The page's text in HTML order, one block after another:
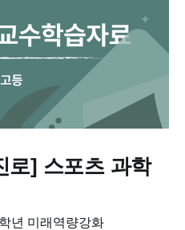
로] 스포츠 과학
년 미래역량강화